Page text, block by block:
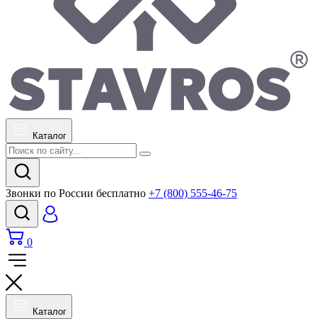
Каталог
Звонки по России бесплатно +7 (800) 555-46-75
0
Каталог